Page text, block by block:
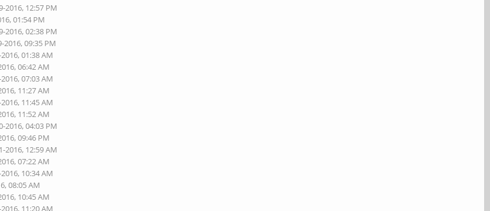
2016, 12:57 PM
01:54 PM
2016, 02:38 PM
2016, 09:35 PM
01:38 AM
06:42 AM
07:03 AM
11:27 AM
11:45 AM
11:52 AM
2016, 04:03 PM
09:46 PM
2016, 12:59 AM
07:22 AM
10:34 AM
08:05 AM
10:45 AM
11:20 AM